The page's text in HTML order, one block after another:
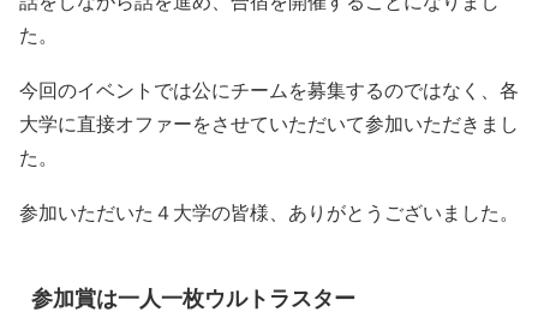
た。
今回のイベントでは公にチームを募集するのではなく、各
大学に直接オファーをさせていただいて参加いただきまし
た。
参加いただいた４大学の皆様、ありがとうございました。
参加賞は一人一枚ウルトラスター